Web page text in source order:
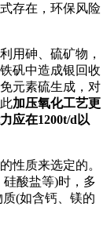
存在，环保风险
用砷、硫矿物，
矾中造成银回收
元素硫生成，对
加压氧化工艺更
应在1200t/d以
性质来选定的。
酸盐等)时，多
(如含钙、镁的